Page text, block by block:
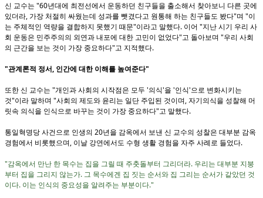
신 교수는 "60년대에 최전선에서 운동하던 친구들을 출소해서 찾아보니 다른 곳에
있더라, 가장 처절히 싸웠는데 성과를 뺏겼다고 원통해 하는 친구들도 봤다"며 "이
는 주체적인 역량을 결합하지 못했기 때문"이라고 말했다. 이어 "지난 시기 우리 사
회 운동은 민주주의의 외연과 내포에 대한 고민이 없었다"고 돌아보며 "우리 사회
의 근간을 보는 것이 가장 중요하다"고 지적했다.
"관계론적 정서, 인간에 대한 이해를 높여준다"
또한 신 교수는 "개인과 사회의 시작점은 모두 '의식'을 '인식'으로 변화시키는
것"이라 말하며 "사회의 제도와 윤리는 일단 주입된 것이며, 자기의식을 성찰해 머
릿속 의식을 인식으로 바꾸는 것이 가장 중요하다"고 말했다.
통일혁명당 사건으로 인생의 20년을 감옥에서 보낸 신 교수의 성찰은 대부분 감옥
경험에서 비롯했으며, 이날 강연에서도 수형 생활 경험을 자주 사례로 들었다.
"감옥에서 만난 한 목수는 집을 그릴 때 주춧돌부터 그리더라. 우리는 대부분 지붕
부터 집을 그리지 않는가. 그 목수에겐 집 짓는 순서와 집 그리는 순서가 같았던 것
이다. 이는 인식의 중요성을 알려주는 부분이다."